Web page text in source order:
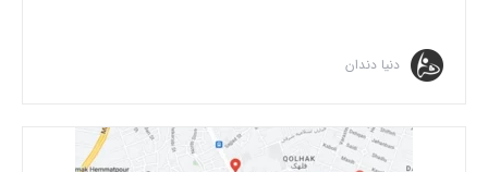
دنیا دندان